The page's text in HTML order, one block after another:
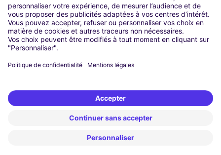
Milan
Rome
Turin
Vienne
Berlin
Düsseldorf